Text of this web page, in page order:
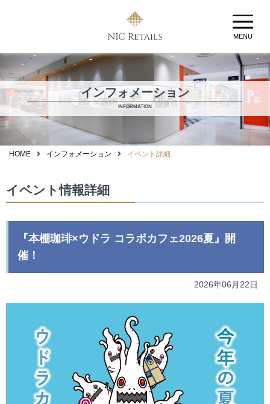
MENU
インフォメーション
INFORMATION
HOME インフォメーション イベント詳細
イベント情報詳細
『本棚珈琲×ウドラ コラボカフェ2026夏』開
催！
2026年06月22日